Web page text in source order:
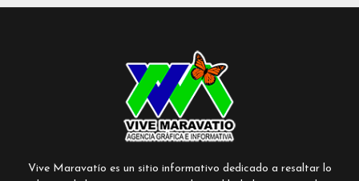
Vive Maravatío es un sitio informativo dedicado a resaltar lo